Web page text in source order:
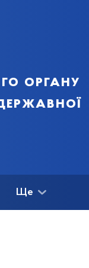
органу
Ще